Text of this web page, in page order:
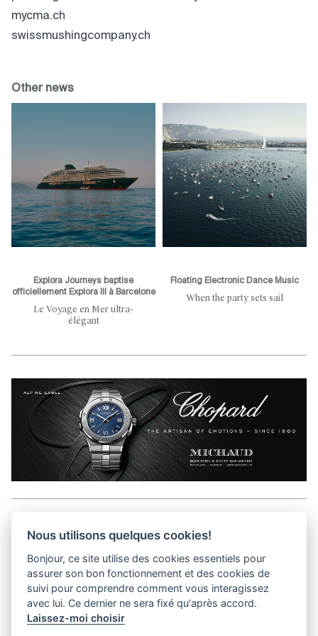
mycma.ch
swissmushingcompany.ch
Other news
Explora Journeys baptise
officiellement Explora III à Barcelone
Le Voyage en Mer ultra-
élégant
Floating Electronic Dance Music
When the party sets sail
Media Kit
Kontakt
Datenschutz-Bestimmungen
Nous utilisons quelques cookies!
Bonjour, ce site utilise des cookies essentiels pour
assurer son bon fonctionnement et des cookies de
suivi pour comprendre comment vous interagissez
avec lui. Ce dernier ne sera fixé qu'après accord.
Laissez-moi choisir